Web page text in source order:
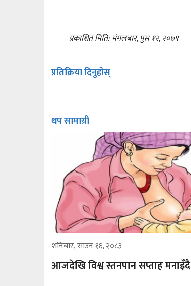
प्रकाशित मिति: मंगलबार, पुस १२, २०७९
प्रतिक्रिया दिनुहोस्
थप सामाग्री
शनिबार, साउन १६, २०८३
आजदेखि विश्व स्तनपान सप्ताह मनाइँदै